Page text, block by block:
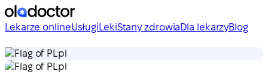
Lekarze onlineUsługi LekiStany zdrowiaDla lekarzyBlog
pl
pl